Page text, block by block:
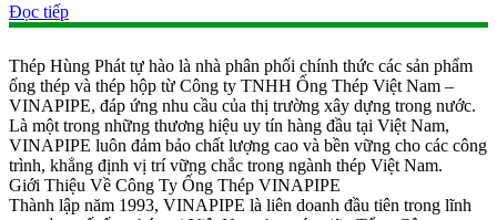
Đọc tiếp
Thép Hùng Phát tự hào là nhà phân phối chính thức các sản phẩm
ống thép và thép hộp từ Công ty TNHH Ống Thép Việt Nam –
VINAPIPE, đáp ứng nhu cầu của thị trường xây dựng trong nước.
Là một trong những thương hiệu uy tín hàng đầu tại Việt Nam,
VINAPIPE luôn đảm bảo chất lượng cao và bền vững cho các công
trình, khẳng định vị trí vững chắc trong ngành thép Việt Nam.
Giới Thiệu Về Công Ty Ống Thép VINAPIPE
Thành lập năm 1993, VINAPIPE là liên doanh đầu tiên trong lĩnh